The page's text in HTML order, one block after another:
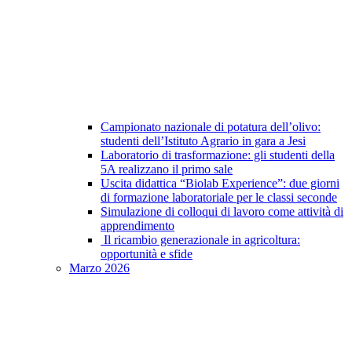
Campionato nazionale di potatura dell’olivo:
studenti dell’Istituto Agrario in gara a Jesi
Laboratorio di trasformazione: gli studenti della
5A realizzano il primo sale
Uscita didattica “Biolab Experience”: due giorni
di formazione laboratoriale per le classi seconde
Simulazione di colloqui di lavoro come attività di
apprendimento
Il ricambio generazionale in agricoltura:
opportunità e sfide
Marzo 2026